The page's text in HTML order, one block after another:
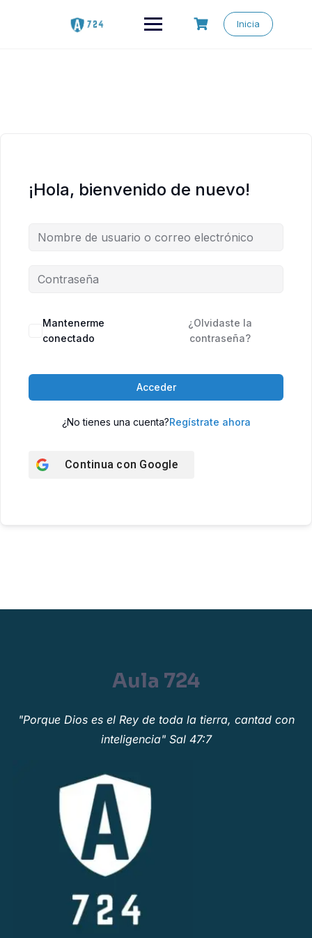
Inicia
¡Hola, bienvenido de nuevo!
Mantenerme
conectado
¿Olvidaste la
contraseña?
Acceder
¿No tienes una cuenta?Regístrate ahora
Continua con Google
Aula 724
"Porque Dios es el Rey de toda la tierra, cantad con
inteligencia" Sal 47:7